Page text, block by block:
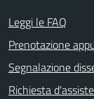
Leggi le FAQ
Prenotazione
Segnalazione
Richiesta